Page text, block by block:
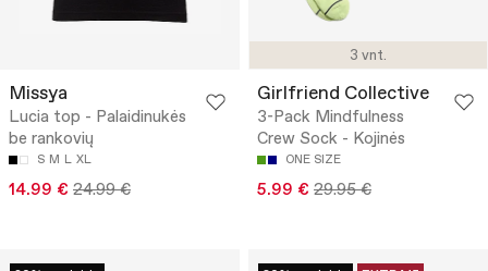
Missya
Lucia top - Palaidinukės
be rankovių
S M L XL
14.99 € 24.99 €
3 vnt.
Girlfriend Collective
3-Pack Mindfulness
Crew Sock - Kojinės
ONE SIZE
5.99 € 29.95 €